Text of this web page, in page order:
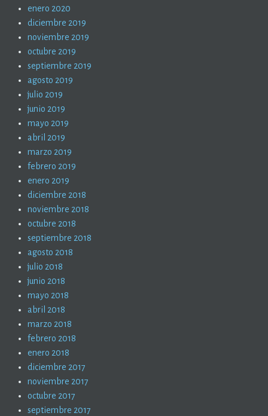
enero 2020
diciembre 2019
noviembre 2019
octubre 2019
septiembre 2019
agosto 2019
julio 2019
junio 2019
mayo 2019
abril 2019
marzo 2019
febrero 2019
enero 2019
diciembre 2018
noviembre 2018
octubre 2018
septiembre 2018
agosto 2018
julio 2018
junio 2018
mayo 2018
abril 2018
marzo 2018
febrero 2018
enero 2018
diciembre 2017
noviembre 2017
octubre 2017
septiembre 2017